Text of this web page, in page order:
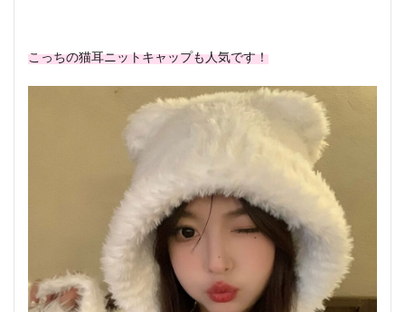
こっちの猫耳ニットキャップも人気です！